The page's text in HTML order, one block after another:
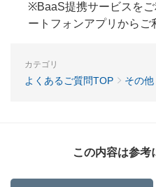
※BaaS提携サービスを
ートフォンアプリからご
カテゴリ
よくあるご質問TOP その他
この内容は参考